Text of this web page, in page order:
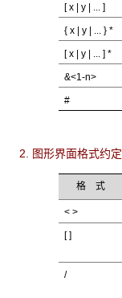
[ x | y | ... ]
{ x | y | ... } *
[ x | y | ... ] *
&<1-n>
#
2. 图形界面格式约定
格 式
< >
[ ]
/